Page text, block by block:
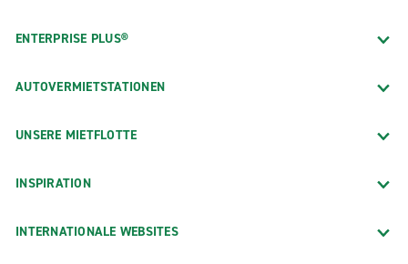
ENTERPRISE PLUS®
AUTOVERMIETSTATIONEN
UNSERE MIETFLOTTE
INSPIRATION
INTERNATIONALE WEBSITES